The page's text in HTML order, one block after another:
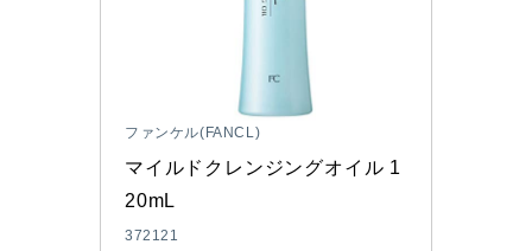
ファンケル(FANCL)
マイルドクレンジングオイル 1
20mL
372121